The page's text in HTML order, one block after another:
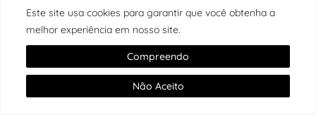
Este site usa cookies para garantir que você obtenha a
melhor experiência em nosso site.
Não Aceito
Compreendo
Leve sua pizzaria vegana ao próximo nível!Com
umaplicativo de delivery personalizado da
, você terá todas as ferramentas
necessárias para gerenciar seu negócio de forma
eficiente, aumentar suas vendas e alcançar mais